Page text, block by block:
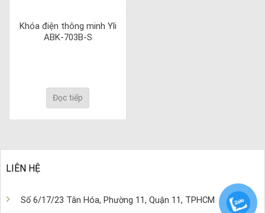
Khóa điện thông minh Yli
ABK-703B-S
Đọc tiếp
LIÊN HỆ
Số 6/17/23 Tân Hóa, Phường 11, Quận 11, TPHCM